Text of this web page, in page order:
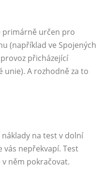
primárně určen pro
(například ve Spojených
přicházející
unie). A rozhodně za to
na test v dolní
vás nepřekvapí. Test
něm pokračovat.